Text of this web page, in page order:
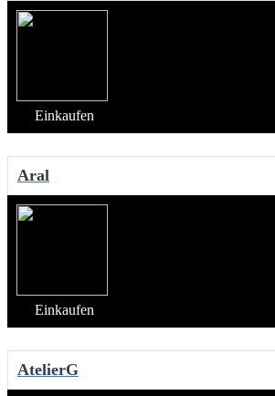
Einkaufen
Aral
Einkaufen
AtelierG